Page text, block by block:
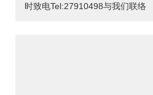
时致电Tel:27910498与我们联络